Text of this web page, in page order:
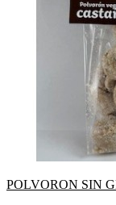
POLVORON SIN